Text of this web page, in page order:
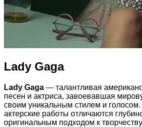
Lady Gaga
Lady Gaga — талантливая
песен и актриса, завоевавшая
своим уникальным стилем и
актерские работы отличаются
оригинальным подходом к